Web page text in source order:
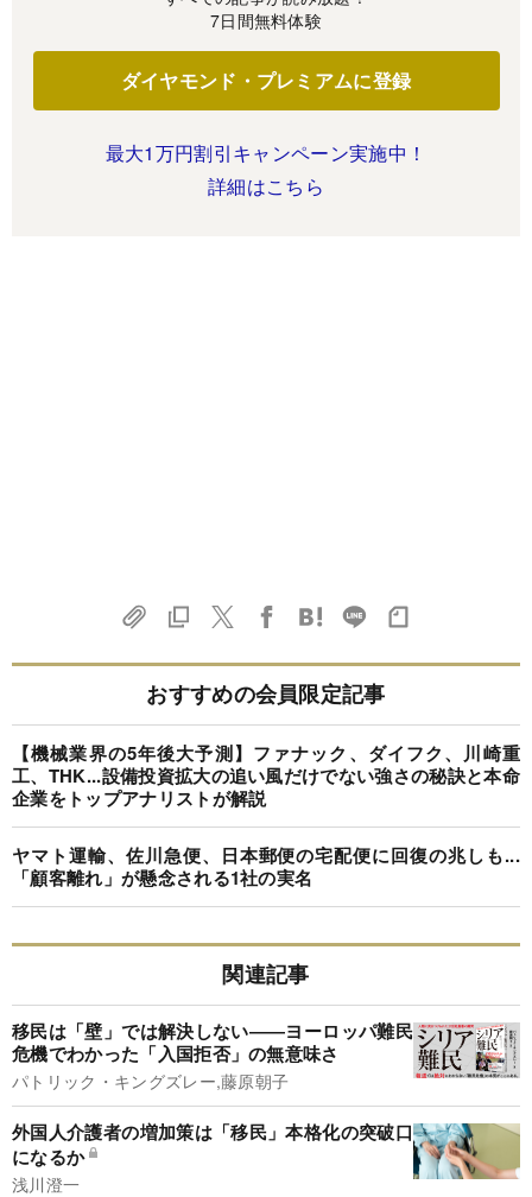
7日間無料体験
ダイヤモンド・プレミアムに登録
最大1万円割引キャンペーン実施中！
詳細はこちら
おすすめの会員限定記事
【機械業界の5年後大予測】ファナック、ダイフク、川崎重
工、THK...設備投資拡大の追い風だけでない強さの秘訣と本命
企業をトップアナリストが解説
ヤマト運輸、佐川急便、日本郵便の宅配便に回復の兆しも...
「顧客離れ」が懸念される1社の実名
関連記事
移民は「壁」では解決しない――ヨーロッパ難民
危機でわかった「入国拒否」の無意味さ
パトリック・キングズレー,藤原朝子
外国人介護者の増加策は「移民」本格化の突破口
になるか
浅川澄一